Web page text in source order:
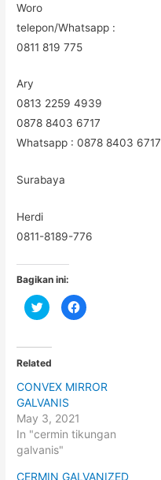
Woro
telepon/Whatsapp :
0811 819 775
Ary
0813 2259 4939
0878 8403 6717
Whatsapp : 0878 8403 6717
Surabaya
Herdi
0811-8189-776
Bagikan ini:
C
l
t
o
s
h
a
r
e
o
n
T
w
i
t
C
l
h
a
F
b
Related
CONVEX MIRROR
GALVANIS
May 3, 2021
In "cermin tikungan
galvanis"
CERMIN GALVANIZED